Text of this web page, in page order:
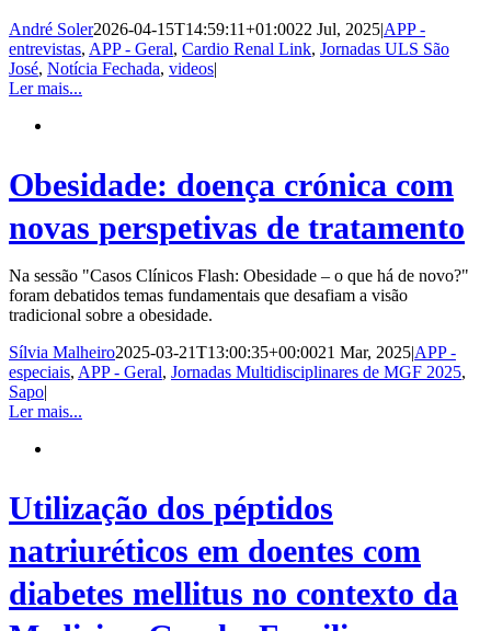
André Soler2026-04-15T14:59:11+01:0022 Jul, 2025|APP -
entrevistas, APP - Geral, Cardio Renal Link, Jornadas ULS São
José, Notícia Fechada, videos|
Ler mais...
Obesidade: doença crónica com
novas perspetivas de tratamento
Na sessão "Casos Clínicos Flash: Obesidade – o que há de novo?"
foram debatidos temas fundamentais que desafiam a visão
tradicional sobre a obesidade.
Sílvia Malheiro2025-03-21T13:00:35+00:0021 Mar, 2025|APP -
especiais, APP - Geral, Jornadas Multidisciplinares de MGF 2025,
Sapo|
Ler mais...
Utilização dos péptidos
natriuréticos em doentes com
diabetes mellitus no contexto da